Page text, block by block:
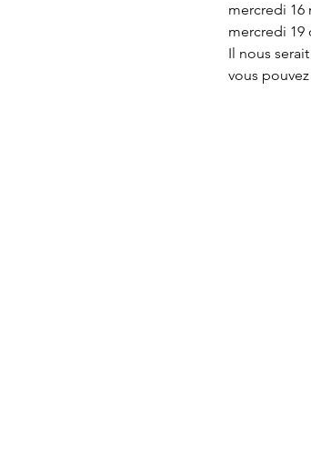
mercredi 16
mercredi 19
Il nous
vous